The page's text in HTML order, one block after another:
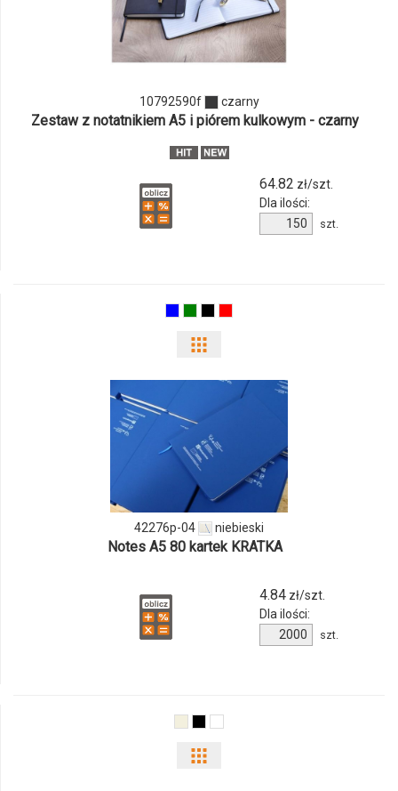
produktu
10792590f
10792590f czarny
Zestaw z notatnikiem A5 i piórem kulkowym - czarny
64.82 zł/szt.
Dla ilości:
produktu
szt.
odmiany
ilości
produktu
42276p-
04
42276p-04 niebieski
Notes A5 80 kartek KRATKA
4.84zł/szt.
Dla ilości:
Ilość
produktu
szt.